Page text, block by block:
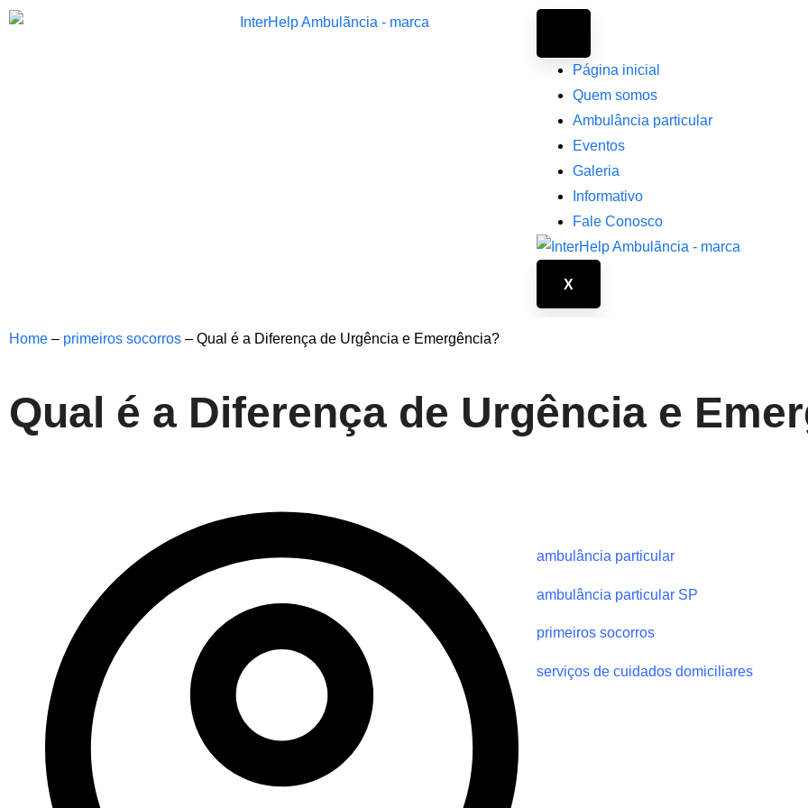
Página inicial
Quem somos
Ambulância particular
Eventos
Galeria
Informativo
Fale Conosco
X
Home – primeiros socorros – Qual é a Diferença de Urgência e Emergência?
Qual é a Diferença de Urgência e
ambulância particular
ambulância particular SP
primeiros socorros
serviços de cuidados domiciliares